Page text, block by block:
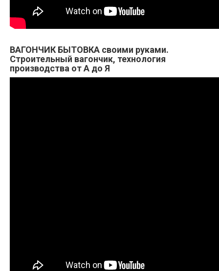
ВАГОНЧИК БЫТОВКА своими руками.
Строительный вагончик, технология
производства от А до Я